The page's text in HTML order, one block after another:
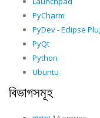
PyCharm
PyDev - Eclipse
PyQt
Python
Ubuntu
বিভাগসমূহ